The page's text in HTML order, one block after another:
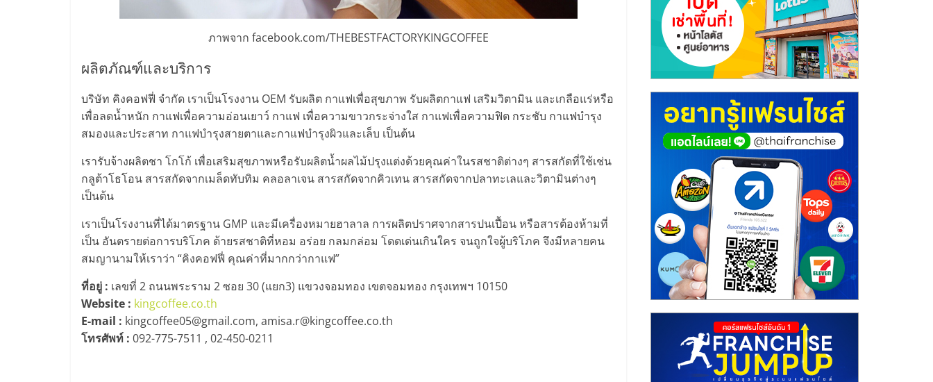
หน้า
บ้าน
ลงทุน
น้อย
คืน
ทุน
ไว,
ที่
ปรึกษา
ภาพจาก facebook.com/THEBESTFACTORYKINGCOFFEE
ผลิตภัณฑ์และบริการ
บริษัท คิงคอฟฟี่ จำกัด เราเป็นโรงงาน OEM รับผลิต กาแฟเพื่อสุขภาพ รับผลิตกาแฟ เสริมวิตามิน และเกลือแร่หรือ
เพื่อลดน้ำหนัก กาแฟเพื่อความอ่อนเยาว์ กาแฟ เพื่อความขาวกระจ่างใส กาแฟเพื่อความฟิต กระชับ กาแฟบำรุง
สมองและประสาท กาแฟบำรุงสายตาและกาแฟบำรุงผิวและเล็บ เป็นต้น
เรารับจ้างผลิตชา โกโก้ เพื่อเสริมสุขภาพหรือรับผลิตน้ำผลไม้ปรุงแต่งด้วยคุณค่าในรสชาติต่างๆ สารสกัดที่ใช้เช่น
กลูต้าโธโอน สารสกัดจากเมล็ดทับทิม คลอลาเจน สารสกัดจากคิวเทน สารสกัดจากปลาทะเลและวิตามินต่างๆ
เป็นต้น
เราเป็นโรงงานที่ได้มาตรฐาน GMP และมีเครื่องหมายฮาลาล การผลิตปราศจากสารปนเปื้อน หรือสารต้องห้ามที่
เป็น อันตรายต่อการบริโภค ด้ายรสชาติที่หอม อร่อย กลมกล่อม โดดเด่นเกินใคร จนถูกใจผู้บริโภค จึงมีหลายคน
สมญานามให้เราว่า “คิงคอฟฟี่ คุณค่าที่มากกว่ากาแฟ”
ที่อยู่ : เลขที่ 2 ถนนพระราม 2 ซอย 30 (แยก3) แขวงจอมทอง เขตจอมทอง กรุงเทพฯ 10150
Website : kingcoffee.co.th
E-mail : kingcoffee05@gmail.com, amisa.r@kingcoffee.co.th
โทรศัพท์ : 092-775-7511 , 02-450-0211